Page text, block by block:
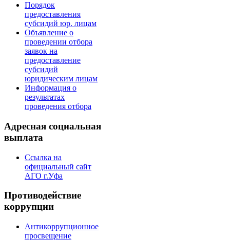
Порядок
предоставления
субсидий юр. лицам
Объявление о
проведении отбора
заявок на
предоставление
субсидий
юридическим лицам
Информация о
результатах
проведения отбора
Адресная социальная
выплата
Ссылка на
официальный сайт
АГО г.Уфа
Противодействие
коррупции
Антикоррупционное
просвещение